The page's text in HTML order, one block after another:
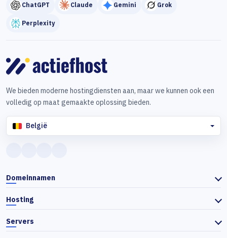
ChatGPT Claude Gemini Grok
Perplexity
We bieden moderne hostingdiensten aan, maar we kunnen ook een
volledig op maat gemaakte oplossing bieden.
België
Domeinnamen
Hosting
Servers